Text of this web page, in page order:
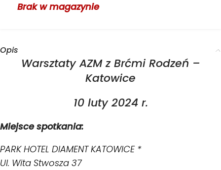
Brak w magazynie
Opis
Warsztaty AZM z Brćmi Rodzeń –
Katowice
10 luty 2024 r.
Miejsce spotkania:
PARK HOTEL DIAMENT KATOWICE *
Ul. Wita Stwosza 37